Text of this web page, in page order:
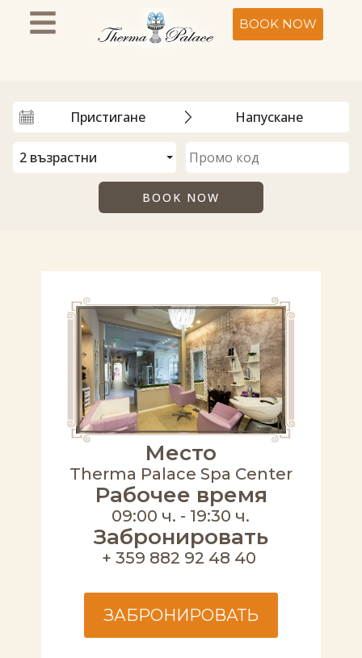
BOOK NOW
Место
Therma Palace Spa Center
Рабочее время
09:00 ч. - 19:30 ч.
Забронировать
+ 359 882 92 48 40
ЗАБРОНИРОВАТЬ